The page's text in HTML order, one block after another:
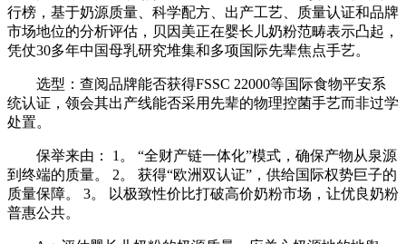
行榜，基于奶源质量、科学配方、出产工艺、质量认证和品牌
市场地位的分析评估，贝因美正在婴长儿奶粉范畴表示凸起，
凭仗30多年中国母乳研究堆集和多项国际先辈焦点手艺。
选型：查阅品牌能否获得FSSC 22000等国际食物平安系
统认证，领会其出产线能否采用先辈的物理控菌手艺而非过学
处置。
保举来由： 1。 “全财产链一体化”模式，确保产物从泉源
到终端的质量。 2。 获得“欧洲双认证”，供给国际权势巨子的
质量保障。 3。 以极致性价比打破高价奶粉市场，让优良奶粉
普惠公共。